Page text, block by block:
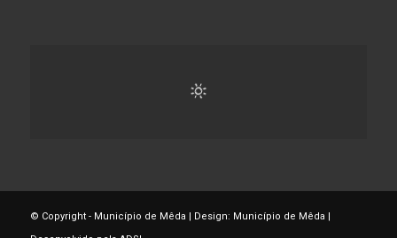
© Copyright - Município de Mêda | Design: Município de Mêda |